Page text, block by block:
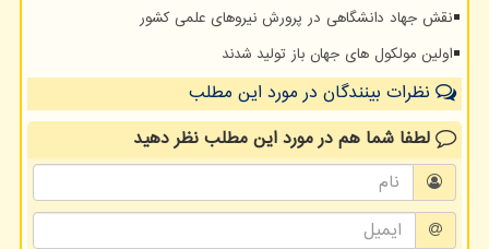
نقش جهاد دانشگاهی در پرورش نیروهای علمی کشور
اولین مولکول های جهان باز تولید شدند
نظرات بینندگان در مورد این مطلب
لطفا شما همدر مورد این مطلبنظر دهید